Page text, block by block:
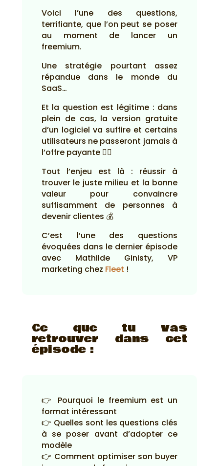
Voici l’une des questions,
terrifiante, que l’on peut se poser
au moment de lancer un
freemium.
Une stratégie pourtant assez
répandue dans le monde du
SaaS…
Et la question est légitime : dans
plein de cas, la version gratuite
d’un logiciel va suffire et certains
utilisateurs ne passeront jamais à
l’offre payante 🤷‍♂️
Tout l’enjeu est là : réussir à
trouver le juste milieu et la bonne
valeur pour convaincre
suffisamment de personnes à
devenir clientes 💰
C’est l’une des questions
évoquées dans le dernier épisode
avec Mathilde Ginisty, VP
marketing chez Fleet !
Ce que tu vas
retrouver dans cet
épisode :
👉 Pourquoi le freemium est un
format intéressant
👉 Quelles sont les questions clés
à se poser avant d’adopter ce
modèle
👉 Comment optimiser son buyer